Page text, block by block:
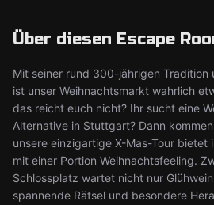
Über diesen Escape
Mit seiner rund 300-jährigen Tradition
ist unser Weihnachtsmarkt wahrlich
das reicht euch nicht? Ihr sucht eine
Alternative in Stuttgart? Dann
unsere einzigartige X-Mas-Tour
mit einer Portion Weihnachtsfeeling.
Schlossplatz wartet nicht nur
spannende Rätsel und besondere